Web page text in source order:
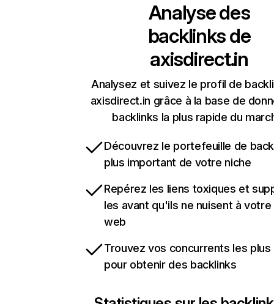
Analyse des
backlinks de
axisdirect.in
Analysez et suivez le profil de
axisdirect.in grâce à la base de
backlinks la plus rapide du
Découvrez le portefeuille de
plus important de votre niche
Repérez les liens toxiques et
les avant qu'ils ne nuisent à
web
Trouvez vos concurrents les
pour obtenir des backlinks